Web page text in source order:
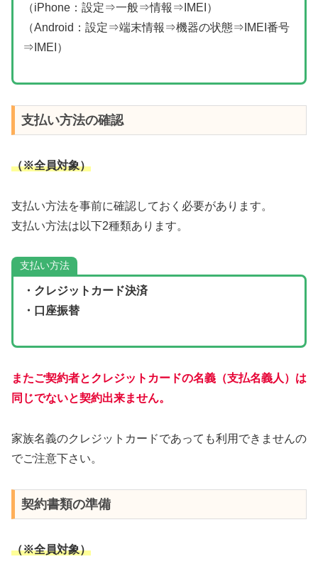
（iPhone：設定⇒一般⇒情報⇒IMEI）
（Android：設定⇒端末情報⇒機器の状態⇒IMEI番号
⇒IMEI）
支払い方法の確認
（※全員対象）
支払い方法を事前に確認しておく必要があります。
支払い方法は以下2種類あります。
支払い方法
・クレジットカード決済
・口座振替
またご契約者とクレジットカードの名義（支払名義人）は
同じでないと契約出来ません。
家族名義のクレジットカードであっても利用できませんの
でご注意下さい。
契約書類の準備
（※全員対象）